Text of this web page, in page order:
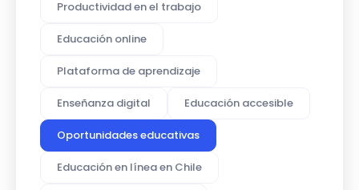
Productividad en el trabajo
Educación online
Plataforma de aprendizaje
Enseñanza digital Educación accesible
Oportunidades educativas
Educación en línea en Chile